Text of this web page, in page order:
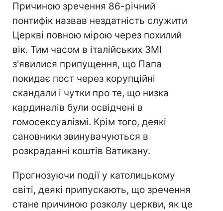
Причиною зречення 86-річний
понтифік назвав нездатність служити
Церкві повною мірою через похилий
вік. Тим часом в італійських ЗМІ
з'явилися припущення, що Папа
покидає пост через корупційні
скандали і чутки про те, що низка
кардиналів були освідчені в
гомосексуалізмі. Крім того, деякі
сановники звинувачуються в
розкраданні коштів Ватикану.
Прогнозуючи події у католицькому
світі, деякі припускають, що зречення
стане причиною розколу церкви, як це